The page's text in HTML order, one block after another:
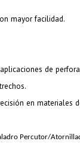
mayor facilidad.
de
en materiales
Percutor/